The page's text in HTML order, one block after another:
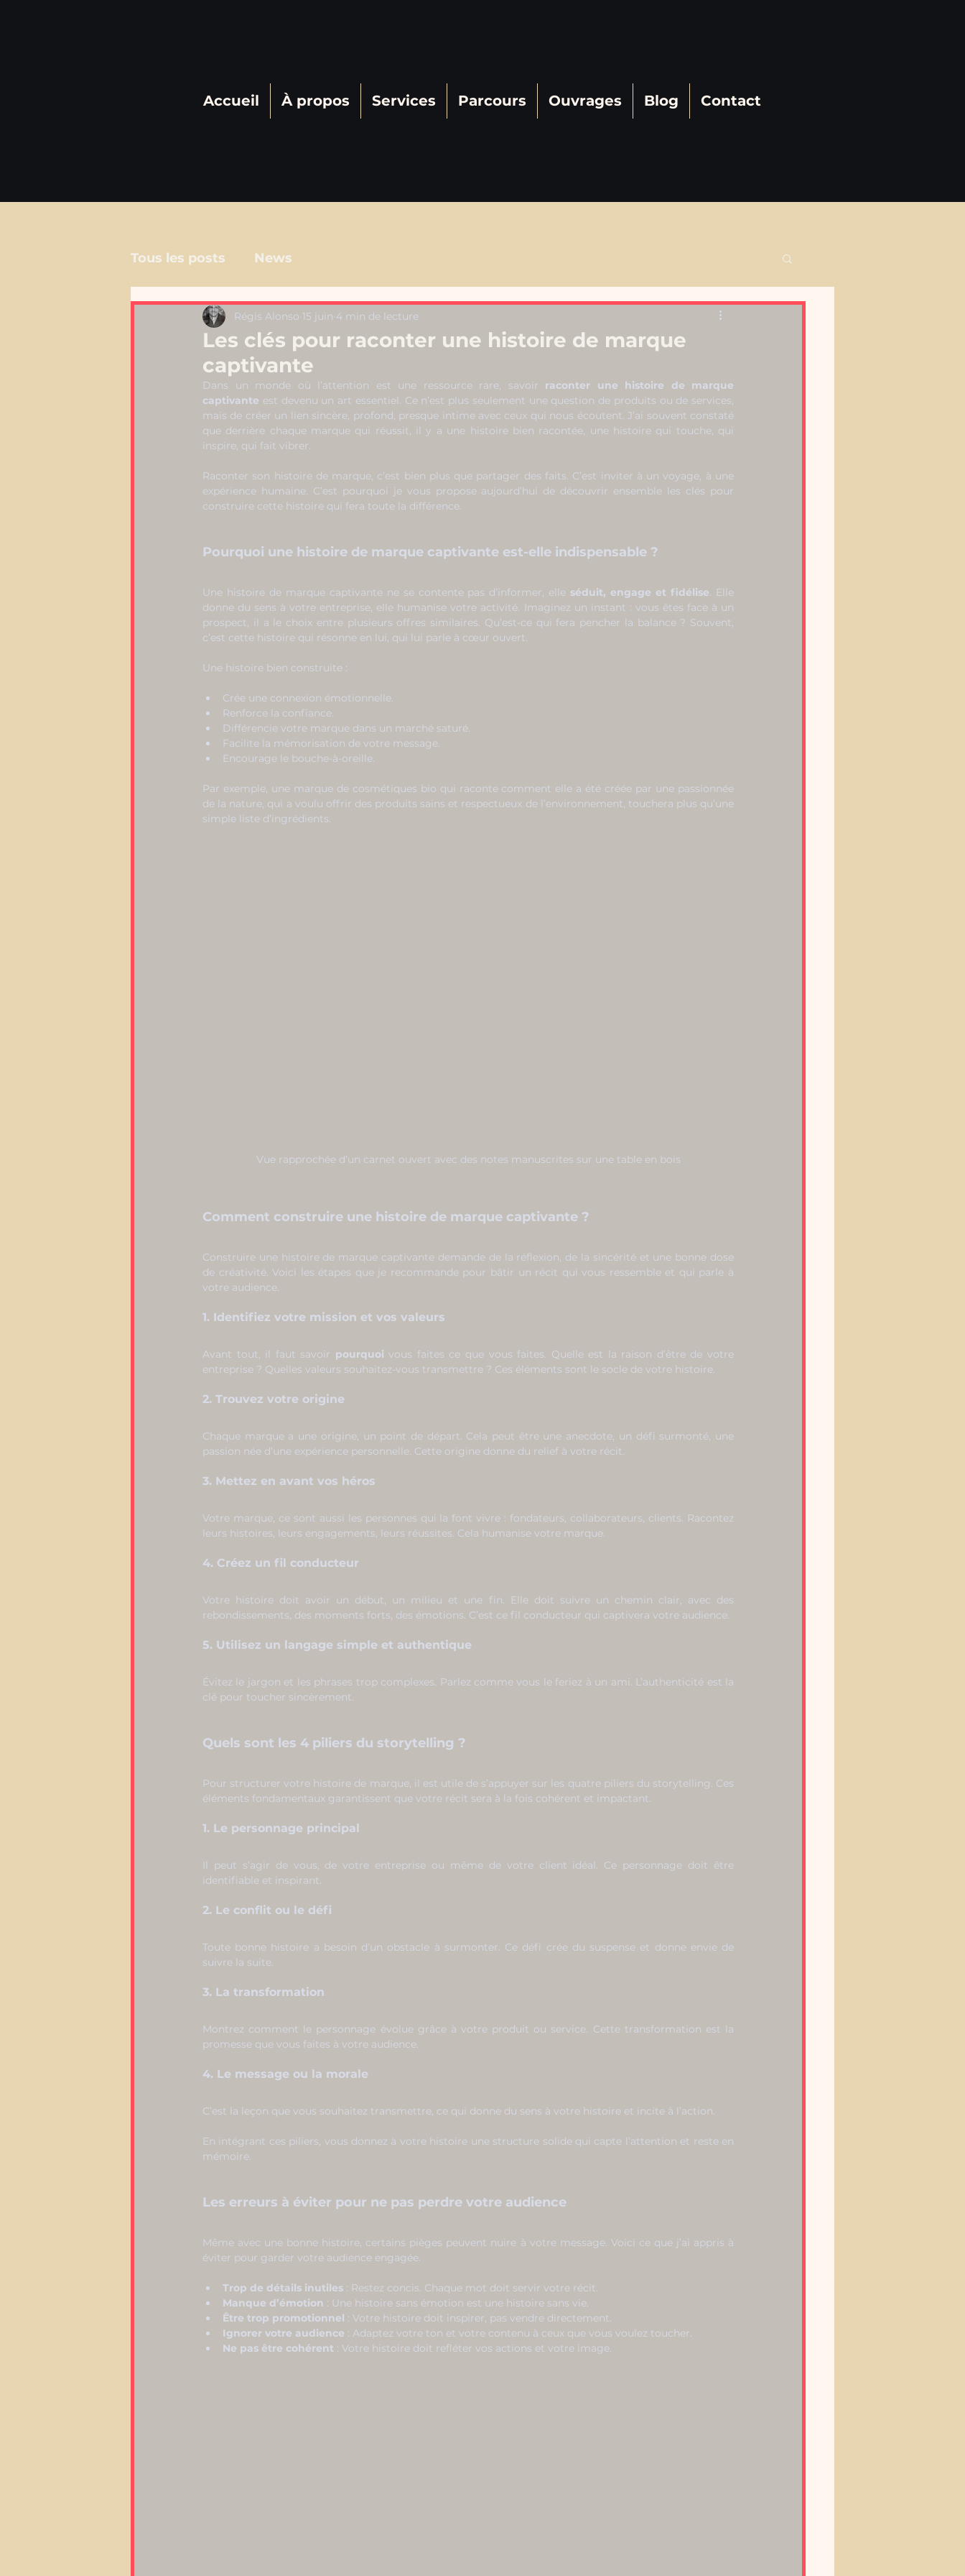
Accueil À propos Services Parcours Ouvrages Blog Contact
Tous les posts News
Les clés pour raconter une histoire de marque
captivante
Régis Alonso 15 juin 4 min de lecture
Dans un monde où l’attention est une ressource rare, savoir raconter une histoire de marque
captivante est devenu un art essentiel. Ce n’est plus seulement une question de produits ou de services,
mais de créer un lien sincère, profond, presque intime avec ceux qui nous écoutent. J’ai souvent constaté
que derrière chaque marque qui réussit, il y a une histoire bien racontée, une histoire qui touche, qui
inspire, qui fait vibrer.
Raconter son histoire de marque, c’est bien plus que partager des faits. C’est inviter à un voyage, à une
expérience humaine. C’est pourquoi je vous propose aujourd’hui de découvrir ensemble les clés pour
construire cette histoire qui fera toute la différence.
Pourquoi une histoire de marque captivante est-elle indispensable ?
Une histoire de marque captivante ne se contente pas d’informer, elle séduit, engage et fidélise. Elle
donne du sens à votre entreprise, elle humanise votre activité. Imaginez un instant : vous êtes face à un
prospect, il a le choix entre plusieurs offres similaires. Qu’est-ce qui fera pencher la balance ? Souvent,
c’est cette histoire qui résonne en lui, qui lui parle à cœur ouvert.
Une histoire bien construite :
Crée une connexion émotionnelle.
Renforce la confiance.
Différencie votre marque dans un marché saturé.
Facilite la mémorisation de votre message.
Encourage le bouche-à-oreille.
Par exemple, une marque de cosmétiques bio qui raconte comment elle a été créée par une passionnée
de la nature, qui a voulu offrir des produits sains et respectueux de l’environnement, touchera plus qu’une
simple liste d’ingrédients.
Vue rapprochée d’un carnet ouvert avec des notes manuscrites sur une table en bois
Comment construire une histoire de marque captivante ?
Construire une histoire de marque captivante demande de la réflexion, de la sincérité et une bonne dose
de créativité. Voici les étapes que je recommande pour bâtir un récit qui vous ressemble et qui parle à
votre audience.
1. Identifiez votre mission et vos valeurs
Avant tout, il faut savoir pourquoi vous faites ce que vous faites. Quelle est la raison d’être de votre
entreprise ? Quelles valeurs souhaitez-vous transmettre ? Ces éléments sont le socle de votre histoire.
2. Trouvez votre origine
Chaque marque a une origine, un point de départ. Cela peut être une anecdote, un défi surmonté, une
passion née d’une expérience personnelle. Cette origine donne du relief à votre récit.
3. Mettez en avant vos héros
Votre marque, ce sont aussi les personnes qui la font vivre : fondateurs, collaborateurs, clients. Racontez
leurs histoires, leurs engagements, leurs réussites. Cela humanise votre marque.
4. Créez un fil conducteur
Votre histoire doit avoir un début, un milieu et une fin. Elle doit suivre un chemin clair, avec des
rebondissements, des moments forts, des émotions. C’est ce fil conducteur qui captivera votre audience.
5. Utilisez un langage simple et authentique
Évitez le jargon et les phrases trop complexes. Parlez comme vous le feriez à un ami. L’authenticité est la
clé pour toucher sincèrement.
Quels sont les 4 piliers du storytelling ?
Pour structurer votre histoire de marque, il est utile de s’appuyer sur les quatre piliers du storytelling. Ces
éléments fondamentaux garantissent que votre récit sera à la fois cohérent et impactant.
1. Le personnage principal
Il peut s’agir de vous, de votre entreprise ou même de votre client idéal. Ce personnage doit être
identifiable et inspirant.
2. Le conflit ou le défi
Toute bonne histoire a besoin d’un obstacle à surmonter. Ce défi crée du suspense et donne envie de
suivre la suite.
3. La transformation
Montrez comment le personnage évolue grâce à votre produit ou service. Cette transformation est la
promesse que vous faites à votre audience.
4. Le message ou la morale
C’est la leçon que vous souhaitez transmettre, ce qui donne du sens à votre histoire et incite à l’action.
En intégrant ces piliers, vous donnez à votre histoire une structure solide qui capte l’attention et reste en
mémoire.
Les erreurs à éviter pour ne pas perdre votre audience
Même avec une bonne histoire, certains pièges peuvent nuire à votre message. Voici ce que j’ai appris à
éviter pour garder votre audience engagée.
Trop de détails inutiles : Restez concis. Chaque mot doit servir votre récit.
Manque d’émotion : Une histoire sans émotion est une histoire sans vie.
Être trop promotionnel : Votre histoire doit inspirer, pas vendre directement.
Ignorer votre audience : Adaptez votre ton et votre contenu à ceux que vous voulez toucher.
Ne pas être cohérent : Votre histoire doit refléter vos actions et votre image.